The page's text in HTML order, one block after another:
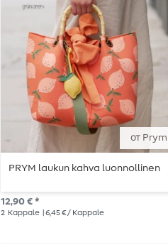
от Prym
PRYM laukun kahva luonnollinen
12,90 € *
2 Kappale | 6,45 € / Kappale